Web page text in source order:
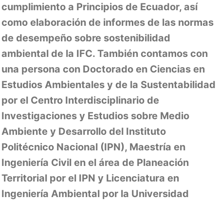
cumplimiento a Principios de Ecuador, así
como elaboración de informes de las normas
de desempeño sobre sostenibilidad
ambiental de la IFC. También contamos con
una persona con Doctorado en Ciencias en
Estudios Ambientales y de la Sustentabilidad
por el Centro Interdisciplinario de
Investigaciones y Estudios sobre Medio
Ambiente y Desarrollo del Instituto
Politécnico Nacional (IPN), Maestría en
Ingeniería Civil en el área de Planeación
Territorial por el IPN y Licenciatura en
Ingeniería Ambiental por la Universidad